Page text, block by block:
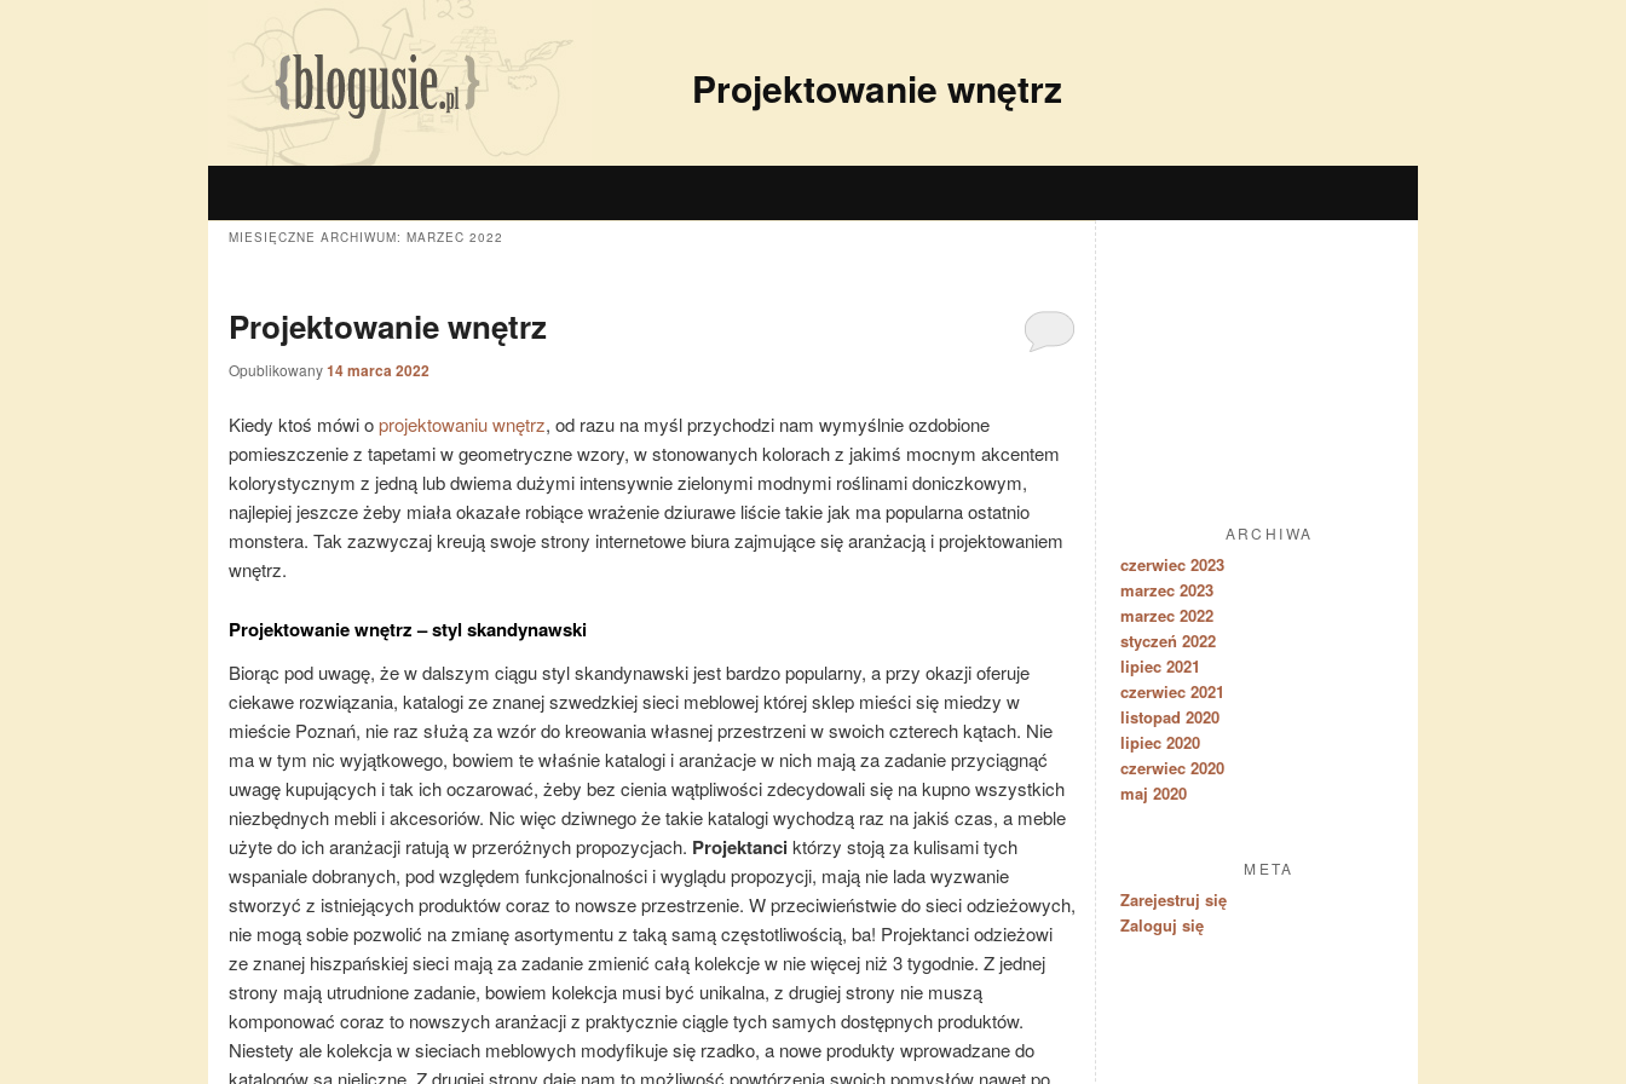
Projektowanie wnętrz
MIESIĘCZNE ARCHIWUM: MARZEC 2022
Projektowanie wnętrz
Opublikowany14 marca 2022
Kiedy ktoś mówi oprojektowaniu wnętrz, od razu na myśl przychodzi nam wymyślnie ozdobione
pomieszczenie z tapetami w geometryczne wzory, w stonowanych kolorach z jakimś mocnym akcentem
kolorystycznym z jedną lub dwiema dużymi intensywnie zielonymi modnymi roślinami doniczkowym,
najlepiej jeszcze żeby miała okazałe robiące wrażenie dziurawe liście takie jak ma popularna ostatnio
monstera. Tak zazwyczaj kreują swoje strony internetowe biura zajmujące się aranżacją i projektowaniem
wnętrz.
Projektowanie wnętrz – styl skandynawski
Biorąc pod uwagę, że w dalszym ciągu styl skandynawski jest bardzo popularny, a przy okazji oferuje
ciekawe rozwiązania, katalogi ze znanej szwedzkiej sieci meblowej której sklep mieści się miedzy w
mieście Poznań, nie raz służą za wzór do kreowania własnej przestrzeni w swoich czterech kątach. Nie
ma w tym nic wyjątkowego, bowiem te właśnie katalogi i aranżacje w nich mają za zadanie przyciągnąć
uwagę kupujących i tak ich oczarować, żeby bez cienia wątpliwości zdecydowali się na kupno wszystkich
niezbędnych mebli i akcesoriów. Nic więc dziwnego że takie katalogi wychodzą raz na jakiś czas, a meble
użyte do ich aranżacji ratują w przeróżnych propozycjach. Projektanciktórzy stoją za kulisami tych
wspaniale dobranych, pod względem funkcjonalności i wyglądu propozycji, mają nie lada wyzwanie
stworzyć z istniejących produktów coraz to nowsze przestrzenie. W przeciwieństwie do sieci odzieżowych,
nie mogą sobie pozwolić na zmianę asortymentu z taką samą częstotliwością, ba! Projektanci odzieżowi
ze znanej hiszpańskiej sieci mają za zadanie zmienić całą kolekcje w nie więcej niż 3 tygodnie. Z jednej
strony mają utrudnione zadanie, bowiem kolekcja musi być unikalna, z drugiej strony nie muszą
komponować coraz to nowszych aranżacji z praktycznie ciągle tych samych dostępnych produktów.
Niestety ale kolekcja w sieciach meblowych modyfikuje się rzadko, a nowe produkty wprowadzane do
katalogów są nieliczne. Z drugiej strony daje nam to możliwość powtórzenia swoich pomysłów nawet po
ARCHIWA
czerwiec 2023
marzec 2023
marzec 2022
styczeń 2022
lipiec 2021
czerwiec 2021
listopad 2020
lipiec 2020
czerwiec 2020
maj 2020
META
Zarejestruj się
Zaloguj się